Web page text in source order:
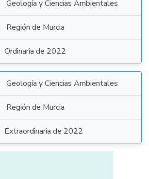
Geología y Ciencias Ambientales
Región de Murcia
Ordinaria de 2022
Geología y Ciencias Ambientales
Región de Murcia
Extraordinaria de 2022